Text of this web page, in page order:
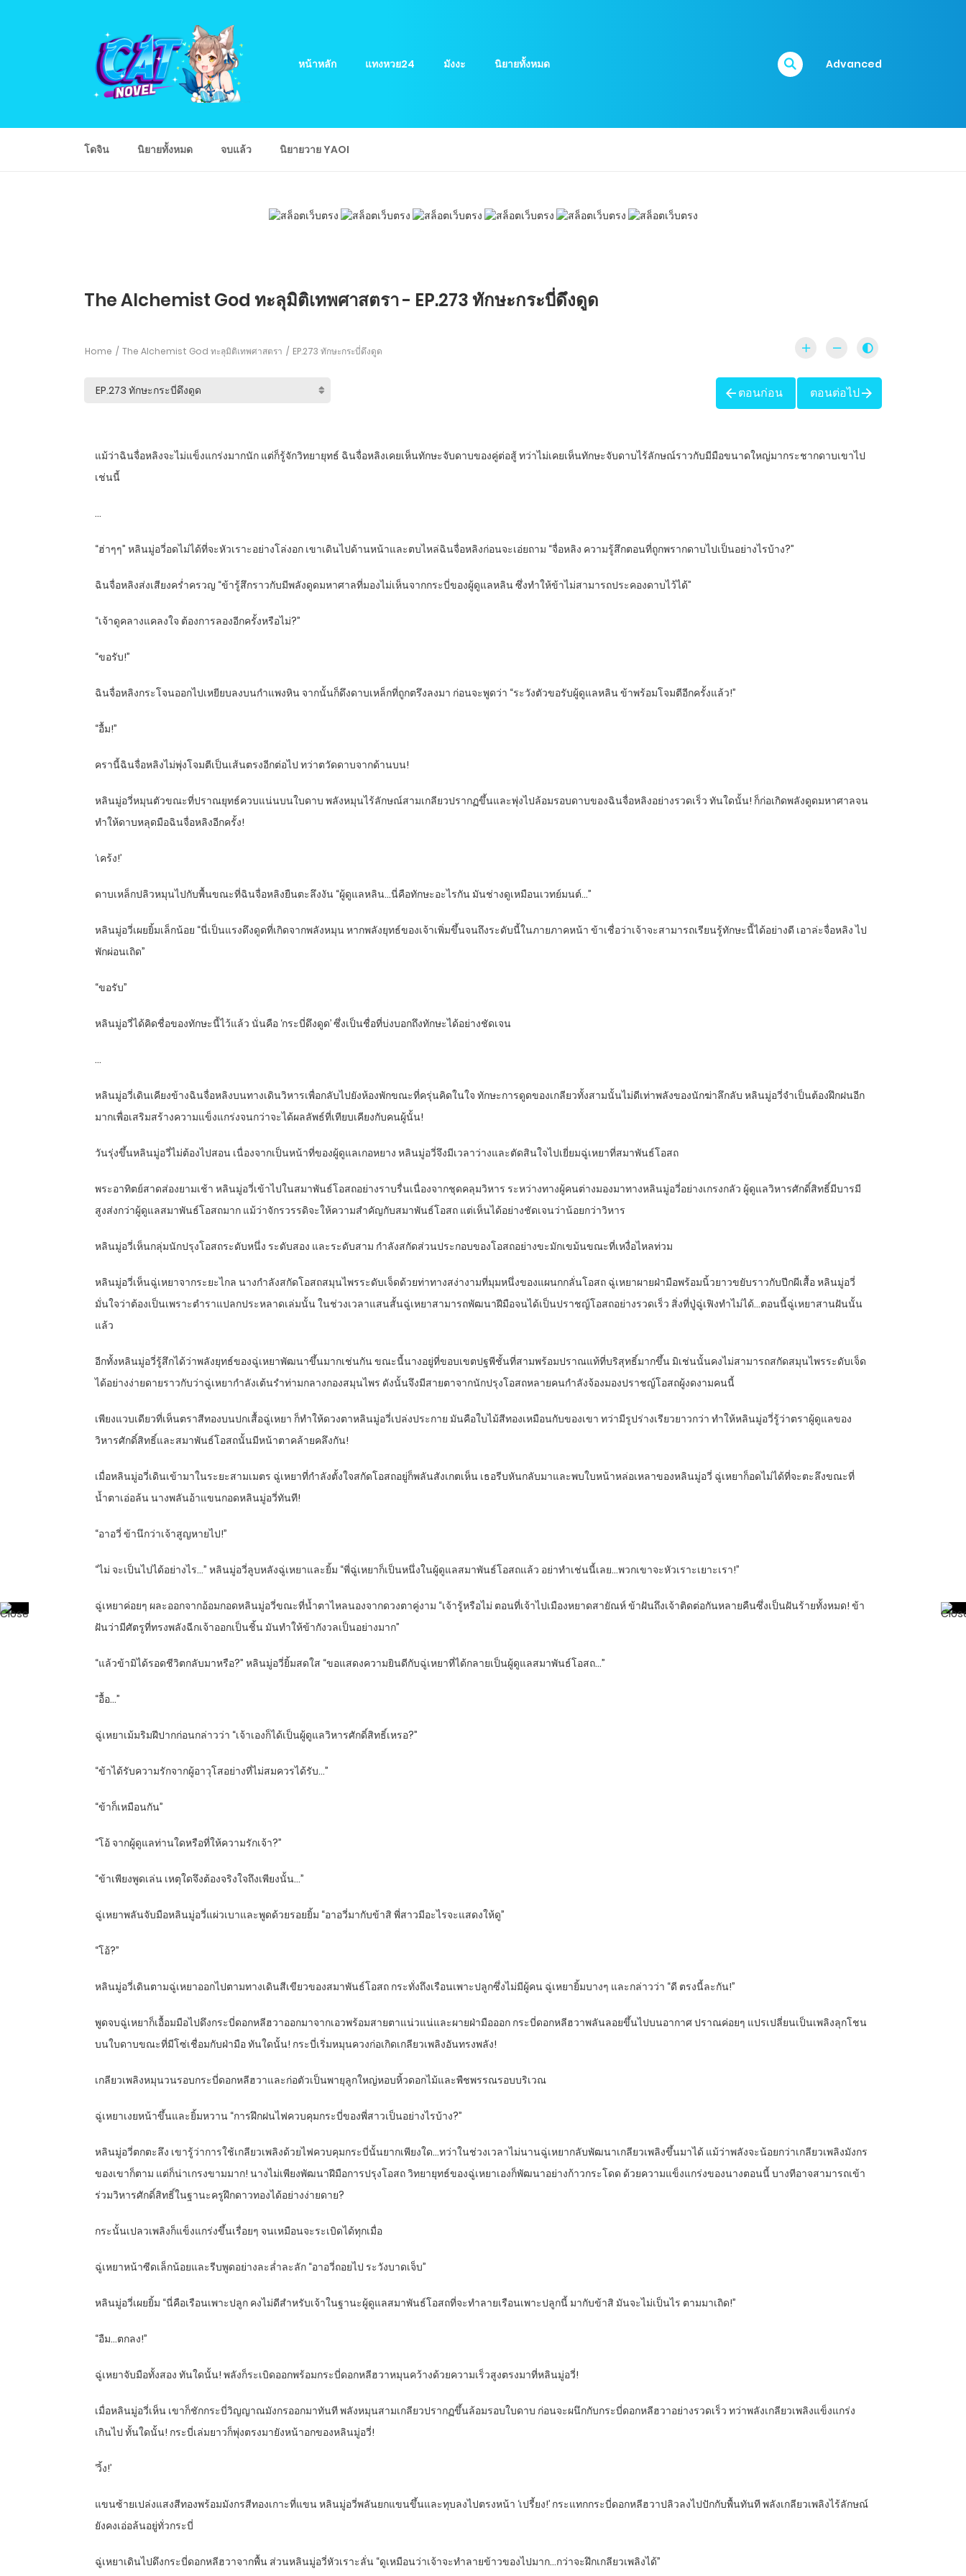
หน้าหลัก แทงหวย24 มังงะ นิยายทั้งหมด Advanced
โดจิน นิยายทั้งหมด จบแล้ว นิยายวาย YAOI
The Alchemist God ทะลุมิติเทพศาสตรา - EP.273 ทักษะกระบี่ดึงดูด
Home The Alchemist God ทะลุมิติเทพศาสตรา EP.273 ทักษะกระบี่ดึงดูด
ตอนก่อน ตอนต่อไป
แม้ว่าฉินจื่อหลิงจะไม่แข็งแกร่งมากนัก แต่ก็รู้จักวิทยายุทธ์ ฉินจื่อหลิงเคยเห็นทักษะจับดาบของคู่ต่อสู้ ทว่าไม่เคยเห็นทักษะจับดาบไร้ลักษณ์ราวกับมีมือขนาดใหญ่มากระชากดาบเขาไป
เช่นนี้
…
“ฮ่าๆๆ” หลินมู่อวี่อดไม่ได้ที่จะหัวเราะอย่างโล่งอก เขาเดินไปด้านหน้าและตบไหล่ฉินจื่อหลิงก่อนจะเอ่ยถาม “จื่อหลิง ความรู้สึกตอนที่ถูกพรากดาบไปเป็นอย่างไรบ้าง?”
ฉินจื่อหลิงส่งเสียงคร่ำครวญ “ข้ารู้สึกราวกับมีพลังดูดมหาศาลที่มองไม่เห็นจากกระบี่ของผู้ดูแลหลิน ซึ่งทำให้ข้าไม่สามารถประคองดาบไว้ได้”
“เจ้าดูคลางแคลงใจ ต้องการลองอีกครั้งหรือไม่?”
“ขอรับ!”
ฉินจื่อหลิงกระโจนออกไปเหยียบลงบนกำแพงหิน จากนั้นก็ดึงดาบเหล็กที่ถูกตรึงลงมา ก่อนจะพูดว่า “ระวังตัวขอรับผู้ดูแลหลิน ข้าพร้อมโจมตีอีกครั้งแล้ว!”
“อื้ม!”
ครานี้ฉินจื่อหลิงไม่พุ่งโจมตีเป็นเส้นตรงอีกต่อไป ทว่าตวัดดาบจากด้านบน!
หลินมู่อวี่หมุนตัวขณะที่ปราณยุทธ์ควบแน่นบนใบดาบ พลังหมุนไร้ลักษณ์สามเกลียวปรากฏขึ้นและพุ่งไปล้อมรอบดาบของฉินจื่อหลิงอย่างรวดเร็ว ทันใดนั้น! ก็ก่อเกิดพลังดูดมหาศาลจน
ทำให้ดาบหลุดมือฉินจื่อหลิงอีกครั้ง!
‘เคร้ง!’
ดาบเหล็กปลิวหมุนไปกับพื้นขณะที่ฉินจื่อหลิงยืนตะลึงงัน “ผู้ดูแลหลิน…นี่คือทักษะอะไรกัน มันช่างดูเหมือนเวทย์มนต์…”
หลินมู่อวี่เผยยิ้มเล็กน้อย “นี่เป็นแรงดึงดูดที่เกิดจากพลังหมุน หากพลังยุทธ์ของเจ้าเพิ่มขึ้นจนถึงระดับนี้ในภายภาคหน้า ข้าเชื่อว่าเจ้าจะสามารถเรียนรู้ทักษะนี้ได้อย่างดี เอาล่ะจื่อหลิง ไป
พักผ่อนเถิด”
“ขอรับ”
หลินมู่อวี่ได้คิดชื่อของทักษะนี้ไว้แล้ว นั่นคือ ‘กระบี่ดึงดูด’ ซึ่งเป็นชื่อที่บ่งบอกถึงทักษะได้อย่างชัดเจน
…
หลินมู่อวี่เดินเคียงข้างฉินจื่อหลิงบนทางเดินวิหารเพื่อกลับไปยังห้องพักขณะที่ครุ่นคิดในใจ ทักษะการดูดของเกลียวทั้งสามนั้นไม่ดีเท่าพลังของนักฆ่าลึกลับ หลินมู่อวี่จำเป็นต้องฝึกฝนอีก
มากเพื่อเสริมสร้างความแข็งแกร่งจนกว่าจะได้ผลลัพธ์ที่เทียบเคียงกับคนผู้นั้น!
วันรุ่งขึ้นหลินมู่อวี่ไม่ต้องไปสอน เนื่องจากเป็นหน้าที่ของผู้ดูแลเกอหยาง หลินมู่อวี่จึงมีเวลาว่างและตัดสินใจไปเยี่ยมฉู่เหยาที่สมาพันธ์โอสถ
พระอาทิตย์สาดส่องยามเช้า หลินมู่อวี่เข้าไปในสมาพันธ์โอสถอย่างราบรื่นเนื่องจากชุดคลุมวิหาร ระหว่างทางผู้คนต่างมองมาทางหลินมู่อวี่อย่างเกรงกลัว ผู้ดูแลวิหารศักดิ์สิทธิ์มีบารมี
สูงส่งกว่าผู้ดูแลสมาพันธ์โอสถมาก แม้ว่าจักรวรรดิจะให้ความสำคัญกับสมาพันธ์โอสถ แต่เห็นได้อย่างชัดเจนว่าน้อยกว่าวิหาร
หลินมู่อวี่เห็นกลุ่มนักปรุงโอสถระดับหนึ่ง ระดับสอง และระดับสาม กำลังสกัดส่วนประกอบของโอสถอย่างขะมักเขม้นขณะที่เหงื่อไหลท่วม
หลินมู่อวี่เห็นฉู่เหยาจากระยะไกล นางกำลังสกัดโอสถสมุนไพรระดับเจ็ดด้วยท่าทางสง่างามที่มุมหนึ่งของแผนกกลั่นโอสถ ฉู่เหยาผายฝ่ามือพร้อมนิ้วยาวขยับราวกับปีกผีเสื้อ หลินมู่อวี่
มั่นใจว่าต้องเป็นเพราะตำราแปลกประหลาดเล่มนั้น ในช่วงเวลาแสนสั้นฉู่เหยาสามารถพัฒนาฝีมือจนได้เป็นปราชญ์โอสถอย่างรวดเร็ว สิ่งที่ปู่ฉู่เฟิงทำไม่ได้…ตอนนี้ฉู่เหยาสานฝันนั้น
แล้ว
อีกทั้งหลินมู่อวี่รู้สึกได้ว่าพลังยุทธ์ของฉู่เหยาพัฒนาขึ้นมากเช่นกัน ขณะนี้นางอยู่ที่ขอบเขตปฐพีชั้นที่สามพร้อมปราณแท้ที่บริสุทธิ์มากขึ้น มิเช่นนั้นคงไม่สามารถสกัดสมุนไพรระดับเจ็ด
ได้อย่างง่ายดายราวกับว่าฉู่เหยากำลังเต้นรำท่ามกลางกองสมุนไพร ดังนั้นจึงมีสายตาจากนักปรุงโอสถหลายคนกำลังจ้องมองปราชญ์โอสถผู้งดงามคนนี้
เพียงแวบเดียวที่เห็นตราสีทองบนปกเสื้อฉู่เหยา ก็ทำให้ดวงตาหลินมู่อวี่เปล่งประกาย มันคือใบไม้สีทองเหมือนกับของเขา ทว่ามีรูปร่างเรียวยาวกว่า ทำให้หลินมู่อวี่รู้ว่าตราผู้ดูแลของ
วิหารศักดิ์สิทธิ์และสมาพันธ์โอสถนั้นมีหน้าตาคล้ายคลึงกัน!
เมื่อหลินมู่อวี่เดินเข้ามาในระยะสามเมตร ฉู่เหยาที่กำลังตั้งใจสกัดโอสถอยู่ก็พลันสังเกตเห็น เธอรีบหันกลับมาและพบใบหน้าหล่อเหลาของหลินมู่อวี่ ฉู่เหยาก็อดไม่ได้ที่จะตะลึงขณะที่
น้ำตาเอ่อล้น นางพลันอ้าแขนกอดหลินมู่อวี่ทันที!
“อาอวี่ ข้านึกว่าเจ้าสูญหายไป!”
“ไม่ จะเป็นไปได้อย่างไร…” หลินมู่อวี่ลูบหลังฉู่เหยาและยิ้ม “พี่ฉู่เหยาก็เป็นหนึ่งในผู้ดูแลสมาพันธ์โอสถแล้ว อย่าทำเช่นนี้เลย…พวกเขาจะหัวเราะเยาะเรา!”
ฉู่เหยาค่อยๆ ผละออกจากอ้อมกอดหลินมู่อวี่ขณะที่น้ำตาไหลนองจากดวงตาคู่งาม “เจ้ารู้หรือไม่ ตอนที่เจ้าไปเมืองหยาดสายัณห์ ข้าฝันถึงเจ้าติดต่อกันหลายคืนซึ่งเป็นฝันร้ายทั้งหมด! ข้า
ฝันว่ามีศัตรูที่ทรงพลังฉีกเจ้าออกเป็นชิ้น มันทำให้ข้ากังวลเป็นอย่างมาก”
“แล้วข้ามิได้รอดชีวิตกลับมาหรือ?” หลินมู่อวี่ยิ้มสดใส “ขอแสดงความยินดีกับฉู่เหยาที่ได้กลายเป็นผู้ดูแลสมาพันธ์โอสถ…”
“อื้อ…”
ฉู่เหยาเม้มริมฝีปากก่อนกล่าวว่า “เจ้าเองก็ได้เป็นผู้ดูแลวิหารศักดิ์สิทธิ์เหรอ?”
“ข้าได้รับความรักจากผู้อาวุโสอย่างที่ไม่สมควรได้รับ…”
“ข้าก็เหมือนกัน”
“โอ้ จากผู้ดูแลท่านใดหรือที่ให้ความรักเจ้า?”
“ข้าเพียงพูดเล่น เหตุใดจึงต้องจริงใจถึงเพียงนั้น…”
ฉู่เหยาพลันจับมือหลินมู่อวี่แผ่วเบาและพูดด้วยรอยยิ้ม “อาอวี่มากับข้าสิ พี่สาวมีอะไรจะแสดงให้ดู”
“โอ้?”
หลินมู่อวี่เดินตามฉู่เหยาออกไปตามทางเดินสีเขียวของสมาพันธ์โอสถ กระทั่งถึงเรือนเพาะปลูกซึ่งไม่มีผู้คน ฉู่เหยายิ้มบางๆ และกล่าวว่า “ดี ตรงนี้ละกัน!”
พูดจบฉู่เหยาก็เอื้อมมือไปดึงกระบี่ดอกหลีฮวาออกมาจากเอวพร้อมสายตาแน่วแน่และผายฝ่ามือออก กระบี่ดอกหลีฮวาพลันลอยขึ้นไปบนอากาศ ปราณค่อยๆ แปรเปลี่ยนเป็นเพลิงลุกโชน
บนใบดาบขณะที่มีโซ่เชื่อมกับฝ่ามือ ทันใดนั้น! กระบี่เริ่มหมุนควงก่อเกิดเกลียวเพลิงอันทรงพลัง!
เกลียวเพลิงหมุนวนรอบกระบี่ดอกหลีฮวาและก่อตัวเป็นพายุลูกใหญ่หอบหิ้วดอกไม้และพืชพรรณรอบบริเวณ
ฉู่เหยาเงยหน้าขึ้นและยิ้มหวาน “การฝึกฝนไฟควบคุมกระบี่ของพี่สาวเป็นอย่างไรบ้าง?”
หลินมู่อวี่ตกตะลึง เขารู้ว่าการใช้เกลียวเพลิงด้วยไฟควบคุมกระบี่นั้นยากเพียงใด…ทว่าในช่วงเวลาไม่นานฉู่เหยากลับพัฒนาเกลียวเพลิงขึ้นมาได้ แม้ว่าพลังจะน้อยกว่าเกลียวเพลิงมังกร
ของเขาก็ตาม แต่ก็น่าเกรงขามมาก! นางไม่เพียงพัฒนาฝีมือการปรุงโอสถ วิทยายุทธ์ของฉู่เหยาเองก็พัฒนาอย่างก้าวกระโดด ด้วยความแข็งแกร่งของนางตอนนี้ บางทีอาจสามารถเข้า
ร่วมวิหารศักดิ์สิทธิ์ในฐานะครูฝึกดาวทองได้อย่างง่ายดาย?
กระนั้นเปลวเพลิงก็แข็งแกร่งขึ้นเรื่อยๆ จนเหมือนจะระเบิดได้ทุกเมื่อ
ฉู่เหยาหน้าซีดเล็กน้อยและรีบพูดอย่างละล่ำละลัก “อาอวี่ถอยไป ระวังบาดเจ็บ”
หลินมู่อวี่เผยยิ้ม “นี่คือเรือนเพาะปลูก คงไม่ดีสำหรับเจ้าในฐานะผู้ดูแลสมาพันธ์โอสถที่จะทำลายเรือนเพาะปลูกนี้ มากับข้าสิ มันจะไม่เป็นไร ตามมาเถิด!”
“อืม…ตกลง!”
ฉู่เหยาจับมือทั้งสอง ทันใดนั้น! พลังก็ระเบิดออกพร้อมกระบี่ดอกหลีฮวาหมุนคว้างด้วยความเร็วสูงตรงมาที่หลินมู่อวี่!
เมื่อหลินมู่อวี่เห็น เขาก็ชักกระบี่วิญญาณมังกรออกมาทันที พลังหมุนสามเกลียวปรากฏขึ้นล้อมรอบใบดาบ ก่อนจะผนึกกับกระบี่ดอกหลีฮวาอย่างรวดเร็ว ทว่าพลังเกลียวเพลิงแข็งแกร่ง
เกินไป ทั้นใดนั้น! กระบี่เล่มยาวก็พุ่งตรงมายังหน้าอกของหลินมู่อวี่!
‘วิ้ง!’
แขนซ้ายเปล่งแสงสีทองพร้อมมังกรสีทองเกาะที่แขน หลินมู่อวี่พลันยกแขนขึ้นและทุบลงไปตรงหน้า ‘เปรี้ยง!’ กระแทกกระบี่ดอกหลีฮวาปลิวลงไปปักกับพื้นทันที พลังเกลียวเพลิงไร้ลักษณ์
ยังคงเอ่อล้นอยู่ทั่วกระบี่
ฉู่เหยาเดินไปดึงกระบี่ดอกหลีฮวาจากพื้น ส่วนหลินมู่อวี่หัวเราะลั่น “ดูเหมือนว่าเจ้าจะทำลายข้าวของไปมาก…กว่าจะฝึกเกลียวเพลิงได้”